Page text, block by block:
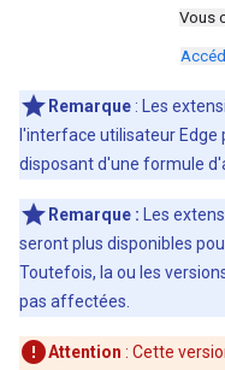
Vous
Remarque : Les
l'interface utilisateur Edge
disposant d'une formule
Remarque : Les
seront plus disponibles
Toutefois, la ou les
pas affectées.
Attention : Cette